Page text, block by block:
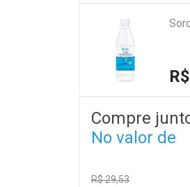
Compre
No valor de
R$ 29,53